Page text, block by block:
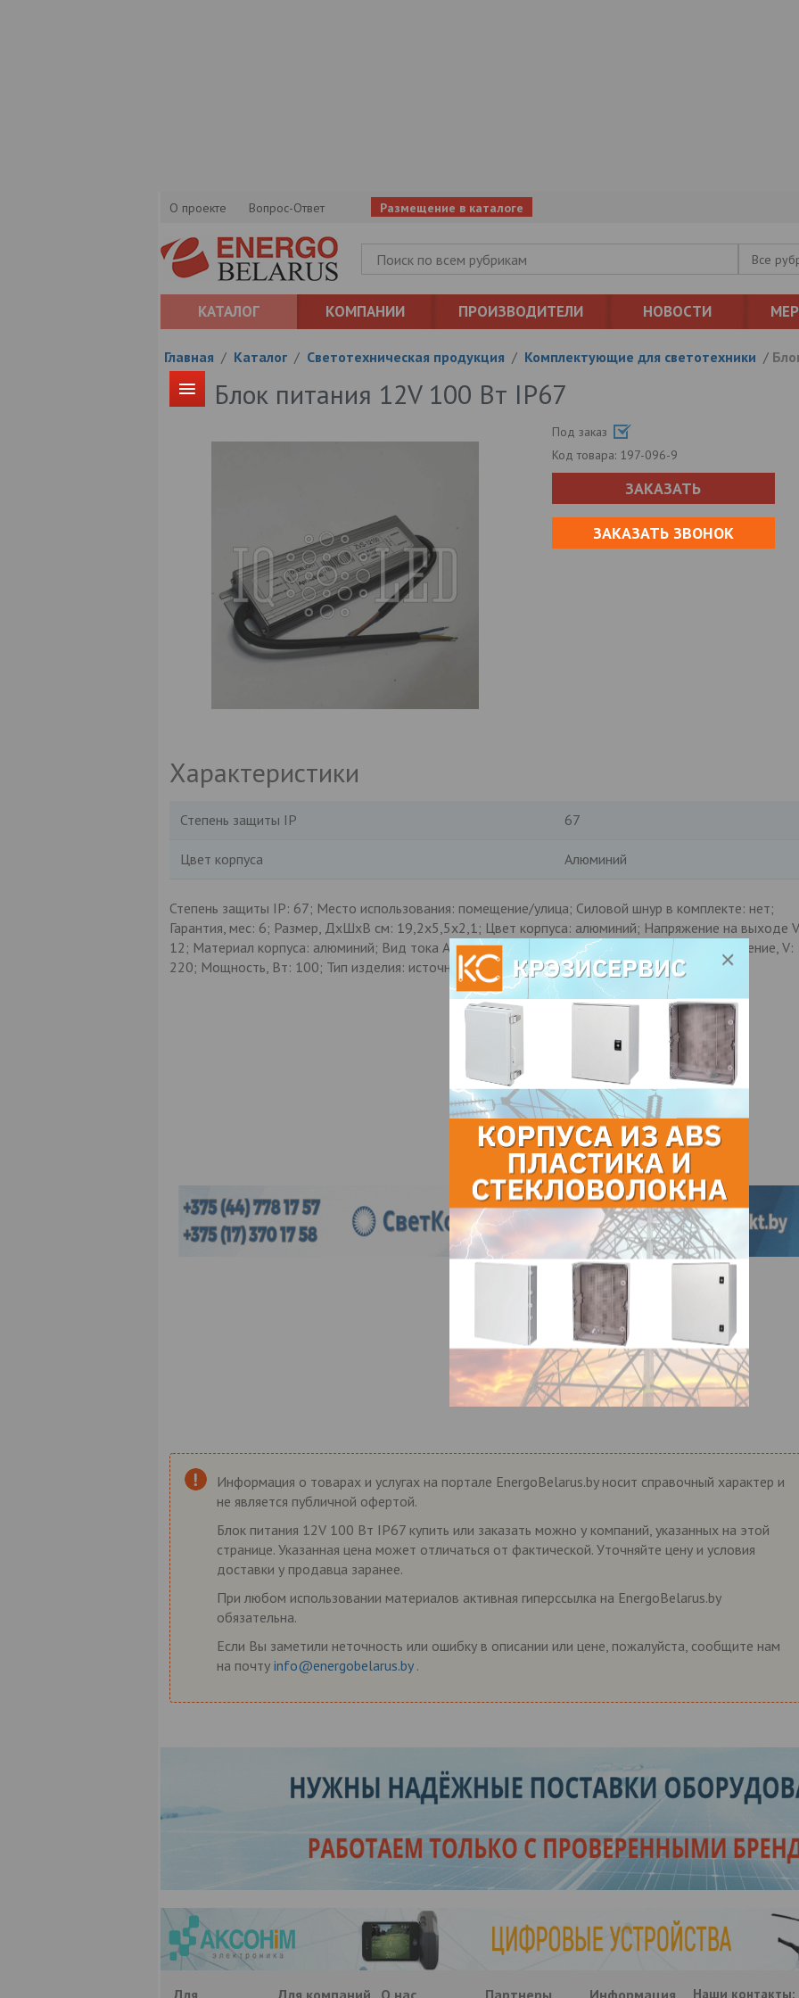
О проекте Вопрос-Ответ Размещение в каталоге
Все
КАТАЛОГ КОМПАНИИ ПРОИЗВОДИТЕЛИ НОВОСТИ
Главная / Каталог / Светотехническая продукция / Комплектующие для светотехники /
Блок питания 12V 100 Вт IP67
Под заказ
Код товара: 197-096-9
ЗАКАЗАТЬ
ЗАКАЗАТЬ ЗВОНОК
Характеристики
Степень защиты IP 67
Цвет корпуса Алюминий
Степень защиты IP: 67; Место использования: помещение/улица; Силовой шнур в комплекте: нет;
Гарантия, мес: 6; Размер, ДхШхВ см: 19,2х5,5х2,1; Цвет корпуса: алюминий; Напряжение на выходе
12; Материал корпуса: алюминий; Вид тока ACDC: постоянный DC; Сила тока А: 8,33; Напряжение, V:
220; Мощность, Вт: 100; Тип изделия: источник питания
Информация о товарах и услугах на портале EnergoBelarus.by носит справочный характер и
не является публичной офертой.
Блок питания 12V 100 Вт IP67 купить или заказать можно у компаний, указанных на этой
странице. Указанная цена может отличаться от фактической. Уточняйте цену и условия
доставки у продавца заранее.
При любом использовании материалов активная гиперссылка на EnergoBelarus.by
обязательна.
Если Вы заметили неточность или ошибку в описании или цене, пожалуйста, сообщите нам
на почту info@energobelarus.by .
Наши контакты: